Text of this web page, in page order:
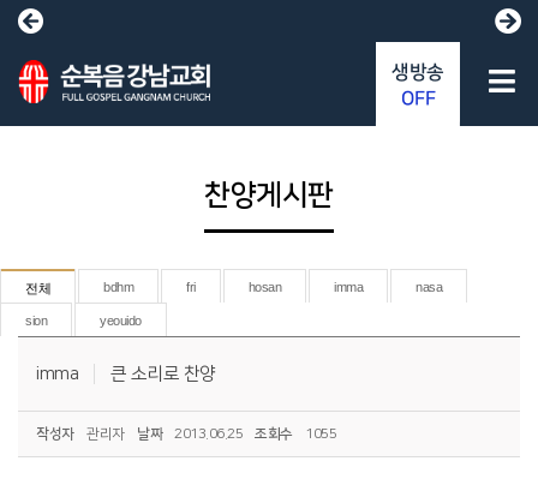
찬양게시판
전체 bdhm fri hosan imma nasa
sion yeouido
imma 큰 소리로 찬양
작성자 관리자 날짜 2013.06.25 조회수 1055
생방송
OFF